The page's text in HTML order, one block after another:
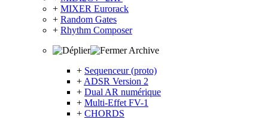
+ MIXER Eurorack
+ Random Gates
+ Rhythm Composer
Archive
+ Sequenceur (proto)
+ ADSR Version 2
+ Dual AR numérique
+ Multi-Effet FV-1
+ CHORDS